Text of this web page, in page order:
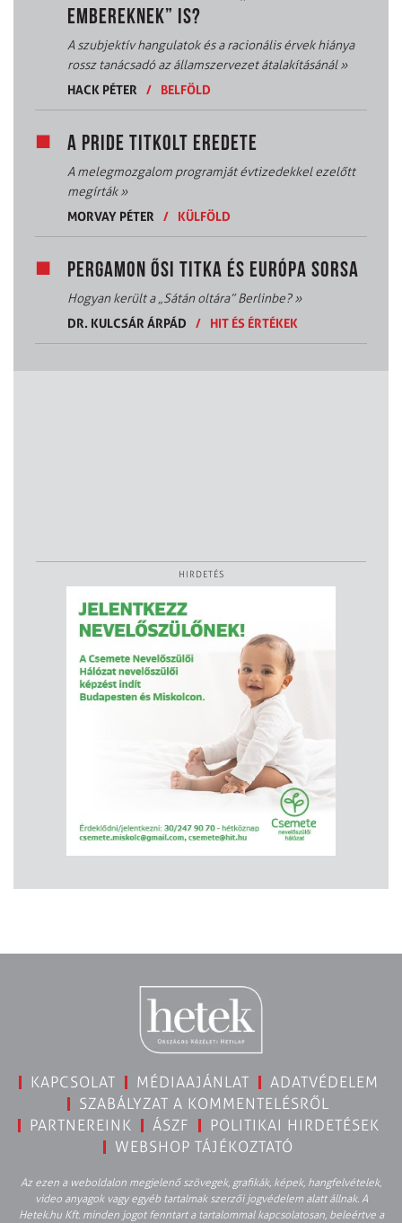
EMBEREKNEK” IS?
A szubjektív hangulatok és a racionális érvek hiánya
rossz tanácsadó az államszervezet átalakításánál»
HACK PÉTER
/ BELFÖLD
A PRIDE TITKOLT EREDETE
A melegmozgalom programját évtizedekkel ezelőtt
megírták»
MORVAY PÉTER
/ KÜLFÖLD
PERGAMON ŐSI TITKA ÉS EURÓPA SORSA
Hogyan került a „Sátán oltára” Berlinbe?»
DR. KULCSÁR ÁRPÁD
/ HIT ÉS ÉRTÉKEK
HIRDETÉS
KAPCSOLAT MÉDIAAJÁNLAT
ADATVÉDELEM
SZABÁLYZAT A KOMMENTELÉSRŐL
PARTNEREINK
ÁSZF
POLITIKAI HIRDETÉSEK
WEBSHOP TÁJÉKOZTATÓ
Az ezen a weboldalon megjelenő szövegek, grafikák, képek, hangfelvételek,
video anyagok vagy egyéb tartalmak szerzői jogvédelem alatt állnak. A
Hetek.hu Kft. minden jogot fenntart a tartalommal kapcsolatosan, beleértve a